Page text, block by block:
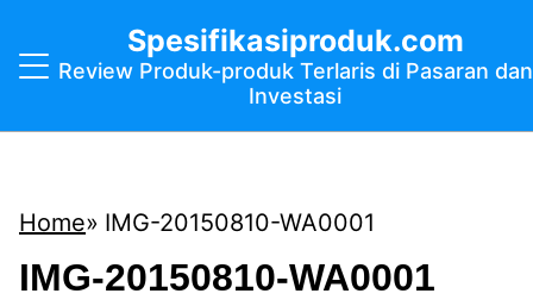
Spesifikasiproduk.com
Review Produk-produk Terlaris di Pasaran dan
Investasi
Home IMG-20150810-WA0001
IMG-20150810-WA0001